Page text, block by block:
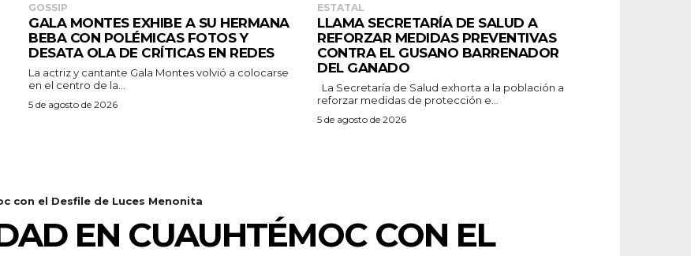
GOSSIP
GALA MONTES EXHIBE A SU HERMANA
BEBA CON POLÉMICAS FOTOS Y
DESATA OLA DE CRÍTICAS EN REDES
La actriz y cantante Gala Montes volvió a colocarse
en el centro de la...
5 de agosto de 2026
ESTATAL
LLAMA SECRETARÍA DE SALUD A
REFORZAR MEDIDAS PREVENTIVAS
CONTRA EL GUSANO BARRENADOR
DEL GANADO
reforzar medidas de protección e...
5 de agosto de 2026